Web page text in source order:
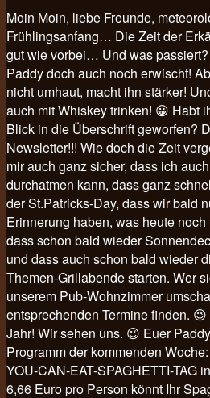
Moin Moin, liebe Freunde,
Frühlingsanfang… Die Zeit der
gut wie vorbei… Und was passiert?
Paddy doch auch noch erwischt!
nicht umhaut, macht ihn stärker!
auch mit Whiskey trinken! 😀 Habt
Blick in die Überschrift geworfen?
Newsletter!!! Wie doch die Zeit
mir auch ganz sicher, dass ich
durchatmen kann, dass ganz
der St.Patricks-Day, dass wir bald
Erinnerung haben, was heute noch
dass schon bald wieder
und dass auch schon bald wieder
Themen-Grillabende starten. Wer
unserem Pub-Wohnzimmer
entsprechenden Termine finden.
Jahr! Wir sehen uns. 😉 Euer
Programm der kommenden
YOU-CAN-EAT-SPAGHETTI-TAG
6,66 Euro pro Person könnt Ihr